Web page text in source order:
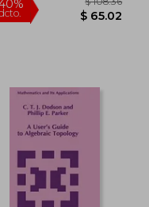
40%
dcto.